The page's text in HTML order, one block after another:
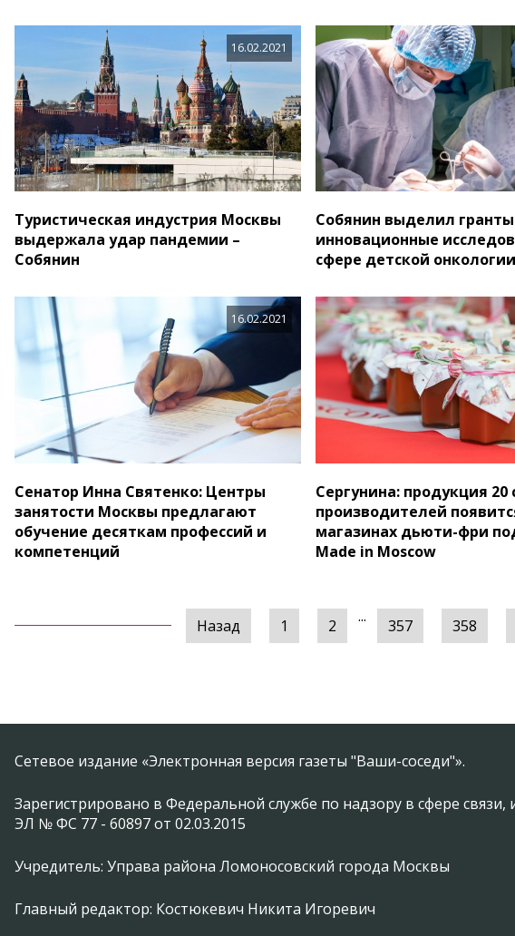
16.02.2021
Туристическая индустрия Москвы
выдержала удар пандемии –
Собянин
Собянин выделил
инновационные
сфере детской онкологии
16.02.2021
Сенатор Инна Святенко: Центры
занятости Москвы предлагают
обучение десяткам профессий и
компетенций
Сергунина: продукция
производителей
магазинах дьюти-фри
Made in Moscow
Назад 1 2 ... 357 358
Сетевое издание «Электронная версия газеты "Ваши-соседи"».
Зарегистрировано в Федеральной службе по надзору в сфере
ЭЛ № ФС 77 - 60897 от 02.03.2015
Учредитель: Управа района Ломоносовский города Москвы
Главный редактор: Костюкевич Никита Игоревич